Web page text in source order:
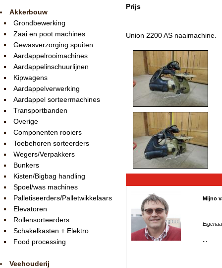
Akkerbouw
Grondbewerking
Zaai en poot machines
Gewasverzorging spuiten
Aardappelrooimachines
Aardappelinschuurlijnen
Kipwagens
Aardappelverwerking
Aardappel sorteermachines
Transportbanden
Overige
Componenten rooiers
Toebehoren sorteerders
Wegers/Verpakkers
Bunkers
Kisten/Bigbag handling
Spoel/was machines
Palletiseerders/Palletwikkelaars
Elevatoren
Rollensorteerders
Schakelkasten + Elektro
Food processing
Veehouderij
Prijs
Union 2200 AS naaimachine.
Mijno